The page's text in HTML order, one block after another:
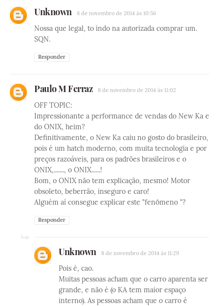
Unknown 8 de novembro de 2014 às 10:56
Nossa que legal, to indo na autorizada comprar um.
SQN.
Responder
Paulo M Ferraz 8 de novembro de 2014 às 11:02
OFF TOPIC:
Impressionante a performance de vendas do New Ka e
do ONIX, heim?
Definitivamente, o New Ka caiu no gosto do brasileiro,
pois é um hatch moderno, com muita tecnologia e por
preços razoáveis, para os padrões brasileiros e o
ONIX,......., o ONIX......!
Bom, o ONIX não tem explicação, mesmo! Motor
obsoleto, beberrão, inseguro e caro!
Alguém aí consegue explicar este "fenômeno "?
Responder
Unknown 8 de novembro de 2014 às 11:29
Pois é, cao.
Muitas pessoas acham que o carro aparenta ser
grande, e não é (o KA tem maior espaço
interno). As pessoas acham que o carro é